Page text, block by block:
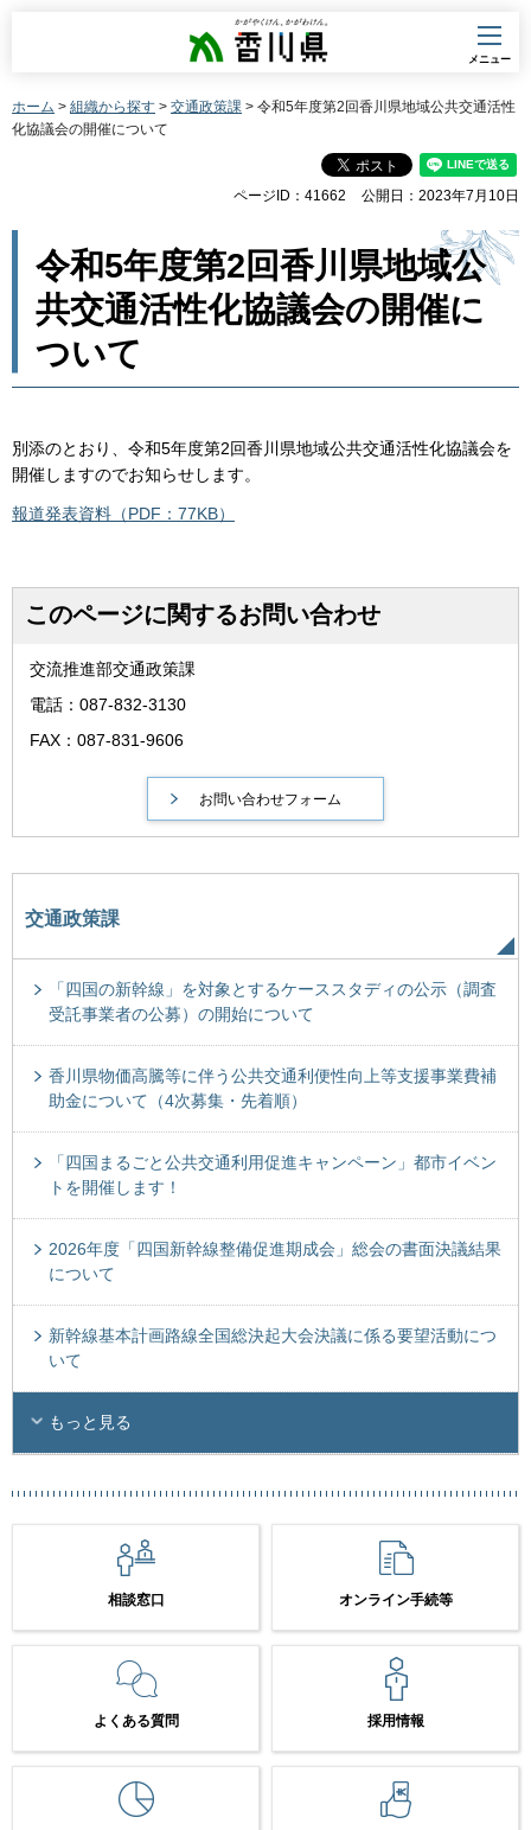
香川県
メニュー
ホーム > 組織から探す > 交通政策課 > 令和5年度第2回香川県地域公共交通活性
化協議会の開催について
ページID：41662 公開日：2023年7月10日
令和5年度第2回香川県地域公
共交通活性化協議会の開催に
ついて
別添のとおり、令和5年度第2回香川県地域公共交通活性化協議会を
開催しますのでお知らせします。
報道発表資料（PDF：77KB）
このページに関するお問い合わせ
交流推進部交通政策課
電話：087-832-3130
FAX：087-831-9606
交通政策課
「四国の新幹線」を対象とするケーススタディの公示（調査
受託事業者の公募）の開始について
香川県物価高騰等に伴う公共交通利便性向上等支援事業費補
助金について（4次募集・先着順）
「四国まるごと公共交通利用促進キャンペーン」都市イベン
トを開催します！
2026年度「四国新幹線整備促進期成会」総会の書面決議結果
について
新幹線基本計画路線全国総決起大会決議に係る要望活動につ
いて
もっと見る
相談窓口 オンライン手続等
よくある質問 採用情報